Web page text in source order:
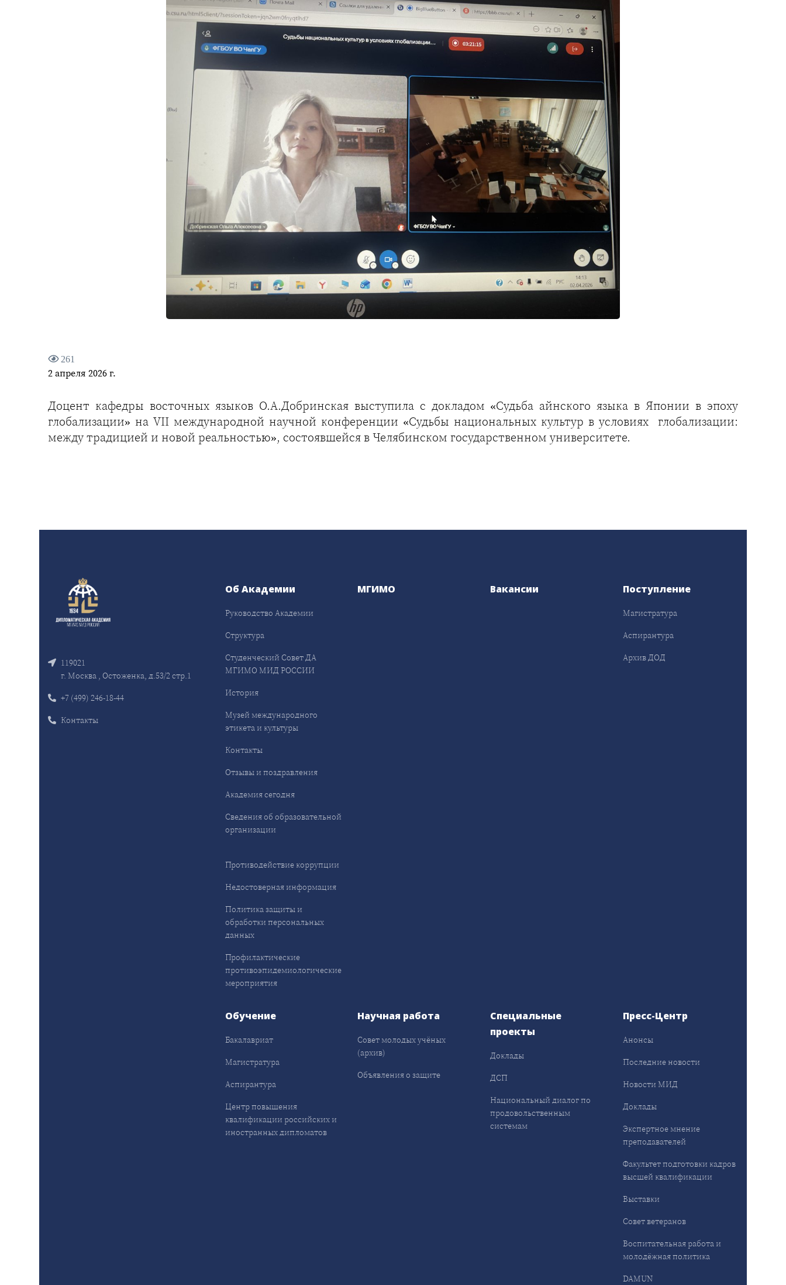
261
2 апреля 2026 г.
Доцент кафедры восточных языков О.А.Добринская выступила с докладом «Судьба айнского языка в Японии в эпоху
глобализации» на VII международной научной конференции «Судьбы национальных культур в условиях глобализации:
между традицией и новой реальностью», состоявшейся в Челябинском государственном университете.
119021
г. Москва , Остоженка, д.53/2 стр.1
+7 (499) 246-18-44
Контакты
Об Академии
Руководство Академии
Структура
Студенческий Совет ДА
МГИМО МИД РОССИИ
История
Музей международного
этикета и культуры
Контакты
Отзывы и поздравления
Академия сегодня
Сведения об образовательной
организации
Противодействие коррупции
Недостоверная информация
Политика защиты и
обработки персональных
данных
Профилактические
противоэпидемиологические
мероприятия
МГИМО Вакансии Поступление
Магистратура
Аспирантура
Архив ДОД
Обучение
Бакалавриат
Магистратура
Аспирантура
Центр повышения
квалификации российских и
иностранных дипломатов
Научная работа
Совет молодых учёных
(архив)
Объявления о защите
Специальные
проекты
Доклады
ДСП
Национальный диалог по
продовольственным
системам
Пресс-Центр
Анонсы
Последние новости
Новости МИД
Доклады
Экспертное мнение
преподавателей
Факультет подготовки кадров
высшей квалификации
Выставки
Совет ветеранов
Воспитательная работа и
молодёжная политика
DAMUN